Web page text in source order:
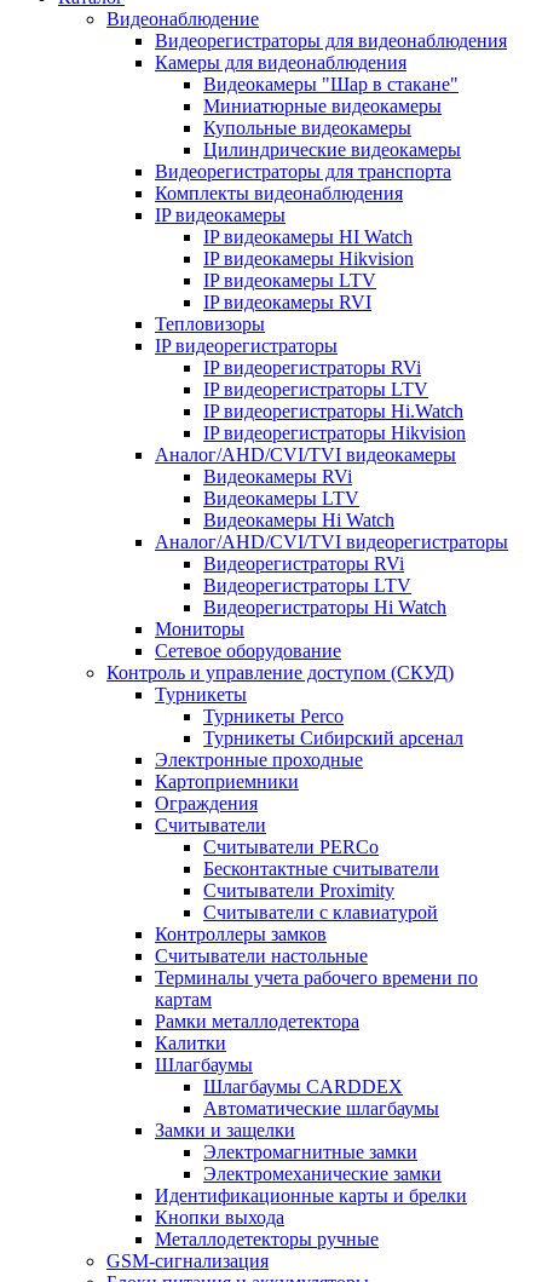
Видеонаблюдение
Видеорегистраторы для видеонаблюдения
Камеры для видеонаблюдения
Видеокамеры "Шар в стакане"
Миниатюрные видеокамеры
Купольные видеокамеры
Цилиндрические видеокамеры
Видеорегистраторы для транспорта
Комплекты видеонаблюдения
IP видеокамеры
IP видеокамеры HI Watch
IP видеокамеры Hikvision
IP видеокамеры LTV
IP видеокамеры RVI
Тепловизоры
IP видеорегистраторы
IP видеорегистраторы RVi
IP видеорегистраторы LTV
IP видеорегистраторы Hi.Watch
IP видеорегистраторы Hikvision
Аналог/AHD/CVI/TVI видеокамеры
Видеокамеры RVi
Видеокамеры LTV
Видеокамеры Hi Watch
Аналог/AHD/CVI/TVI видеорегистраторы
Видеорегистраторы RVi
Видеорегистраторы LTV
Видеорегистраторы Hi Watch
Мониторы
Сетевое оборудование
Контроль и управление доступом (СКУД)
Турникеты
Турникеты Perco
Турникеты Сибирский арсенал
Электронные проходные
Картоприемники
Ограждения
Считыватели
Считыватели PERCo
Бесконтактные считыватели
Считыватели Proximity
Считыватели с клавиатурой
Контроллеры замков
Считыватели настольные
Терминалы учета рабочего времени по
картам
Рамки металлодетектора
Калитки
Шлагбаумы
Шлагбаумы CARDDEX
Автоматические шлагбаумы
Замки и защелки
Электромагнитные замки
Электромеханические замки
Идентификационные карты и брелки
Кнопки выхода
Металлодетекторы ручные
GSM-сигнализация